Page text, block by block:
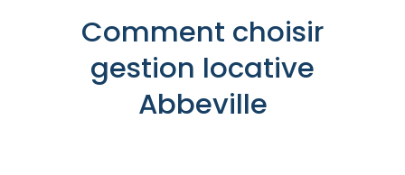
Comment choisir
gestion locative
Abbeville